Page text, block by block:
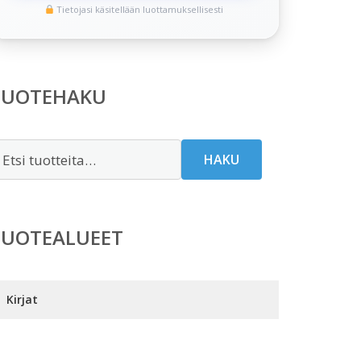
Tietojasi käsitellään luottamuksellisesti
HAKU
Kirjat